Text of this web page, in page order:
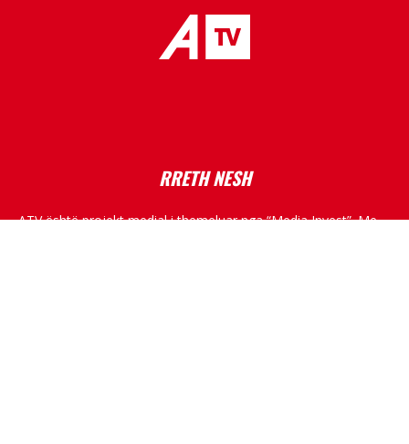
RRETH NESH
ATV është projekt medial i themeluar nga “Media Invest”. Me